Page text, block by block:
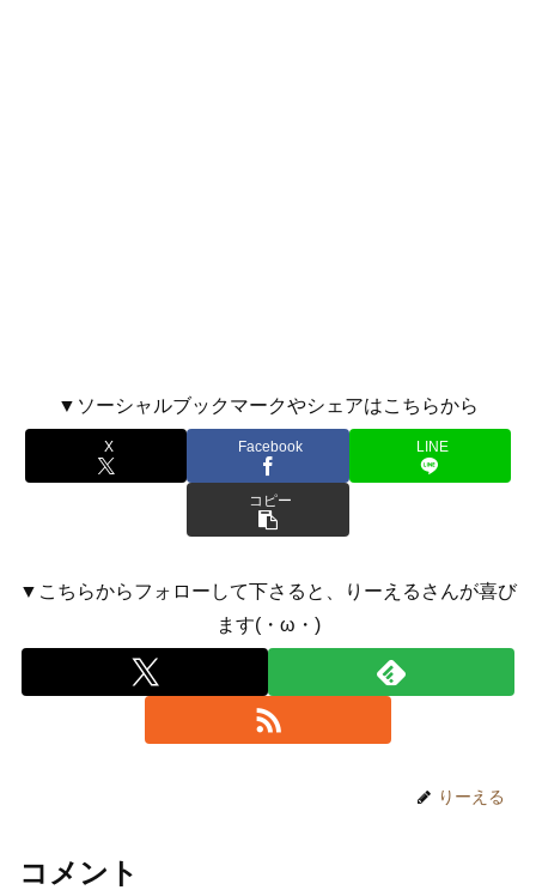
▼ソーシャルブックマークやシェアはこちらから
X Facebook LINE
コピー
▼こちらからフォローして下さると、りーえるさんが喜び
ます(・ω・)
りーえる
コメント